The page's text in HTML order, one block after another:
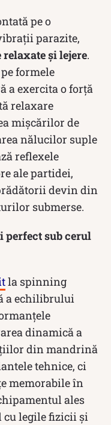
pe o
parazite,
relaxate și lejere.
formele
a exercita o forță
relaxare
mișcărilor de
nălucilor suple
reflexele
ale partidei,
devin din
submerse.
sub cerul
la spinning
a echilibrului
dinamică a
din mandrină
tehnice, ci
memorabile în
ales
cu legile fizicii și